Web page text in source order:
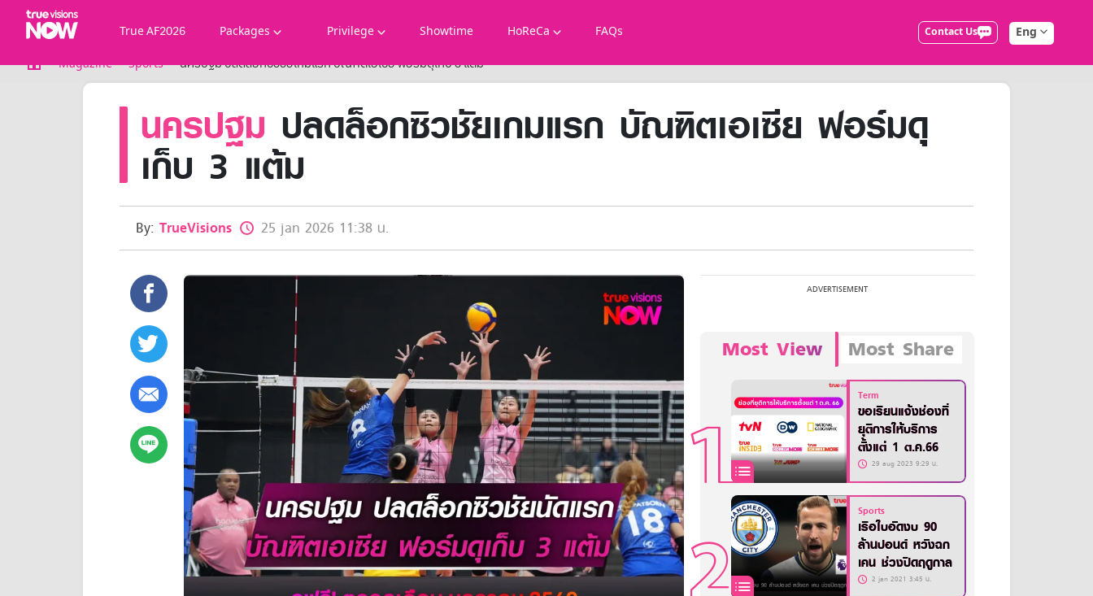
True AF2026 Packages Privilege Showtime HoReCa FAQs Contact Us Eng
True AF2026
Packages
NOW BUNDLES
NOW Muay Thai
All TrueVisions Now Packages
Cable and Satellite
Package for Business
Magazine Sports นครปฐม ปลดล็อกซิวชัยเกมแรก บัณฑิตเอเซีย ฟอร์มดุเก็บ 3 แต้ม
นครปฐม ปลดล็อกซิวชัยเกมแรก บัณฑิตเอเซีย ฟอร์มดุ
เก็บ 3 แต้ม
By: TrueVisions 25 jan 2026 11:38 น.
Most View Most Share
Term
ขอเรียนแจ้งช่องที่
ยุติการให้บริการ
ตั้งแต่ 1 ต.ค.66
29 aug 2023 9:29 น.
Sports
เรือใบอัดงบ 90
ล้านปอนด์ หวังฉก
เคน ช่วงปิดฤดูกาล
2 jan 2021 3:45 น.